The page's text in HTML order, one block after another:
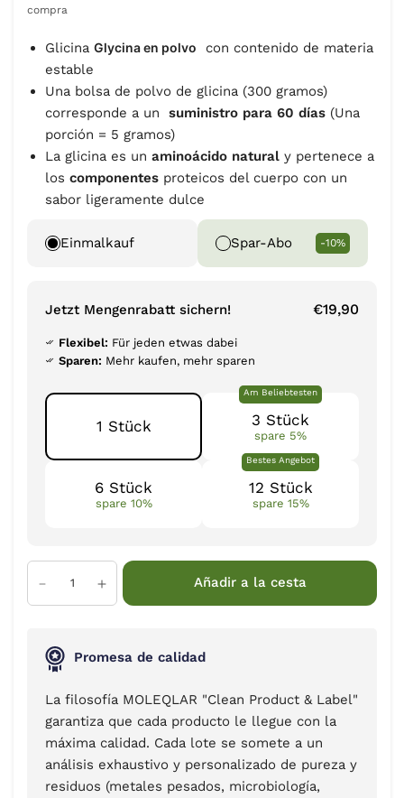
compra
Glicina Glycinaen polvo
con contenido de materia
estable
Una bolsa de polvo de glicina (300 gramos)
corresponde a un
suministro para 60 días (Una
porción = 5 gramos)
La glicina es un aminoácido natural y pertenece a
los componentes proteicos del cuerpo con un
sabor ligeramente dulce
Einmalkauf Spar-Abo -10%
Jetzt Mengenrabatt sichern! €19,90
Flexibel: Für jeden etwas dabei
Sparen: Mehr kaufen, mehr sparen
1 Stück 3 Stück
spare 5%
Am Beliebtesten
6 Stück
spare 10%
12 Stück
spare 15%
Bestes Angebot
Añadir a la cesta
Promesa de calidad
La filosofía MOLEQLAR "Clean Product & Label"
garantiza que cada producto le llegue con la
máxima calidad. Cada lote se somete a un
análisis exhaustivo y personalizado de pureza y
residuos (metales pesados, microbiología,